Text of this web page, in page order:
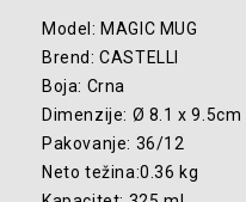
Model: MAGIC MUG
Brend: CASTELLI
Boja: Crna
Dimenzije: Ø 8.1 x 9.5cm
Pakovanje: 36/12
Neto težina:0.36 kg